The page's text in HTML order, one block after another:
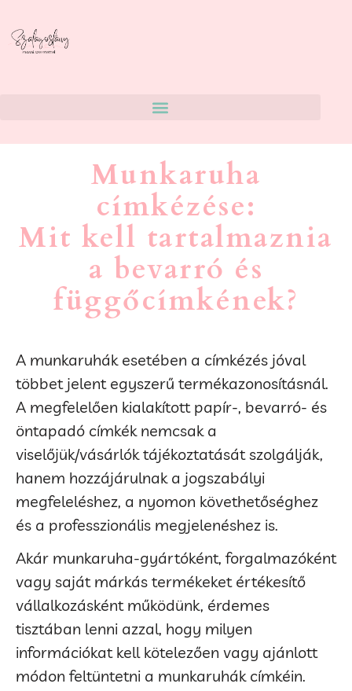
Munkaruha
címkézése:
Mit kell tartalmaznia
a bevarró és
függőcímkének?
A munkaruhák esetében a címkézés jóval
többet jelent egyszerű termékazonosításnál.
A megfelelően kialakított papír-, bevarró- és
öntapadó címkék nemcsak a
viselőjük/vásárlók tájékoztatását szolgálják,
hanem hozzájárulnak a jogszabályi
megfeleléshez, a nyomon követhetőséghez
és a professzionális megjelenéshez is.
Akár munkaruha-gyártóként, forgalmazóként
vagy saját márkás termékeket értékesítő
vállalkozásként működünk, érdemes
tisztában lenni azzal, hogy milyen
információkat kell kötelezően vagy ajánlott
módon feltüntetni a munkaruhák címkéin.